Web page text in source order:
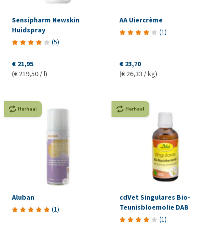
Sensipharm Newskin
Huidspray
(5)
€ 21,95
(€ 219,50 / l)
AA Uiercrème
(1)
€ 23,70
(€ 26,33 / kg)
Herhaal
Aluban
(1)
Herhaal
cdVet Singulares Bio-
Teunisbloemolie DAB
(1)